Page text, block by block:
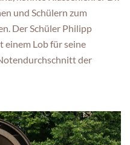
und Schülern zum
Der Schüler Philipp
einem Lob für seine
der